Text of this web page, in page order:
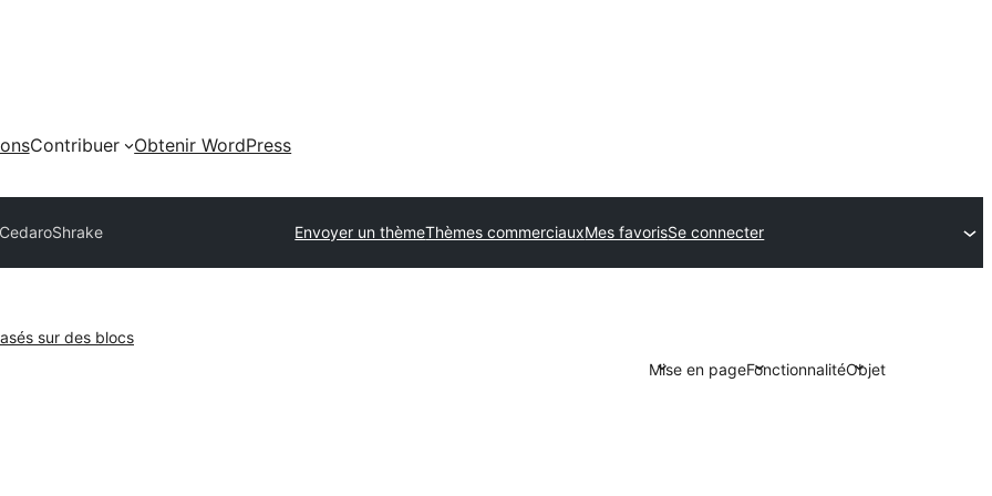
Contribuer
Obtenir WordPress
Shrake Envoyer un thèmeThèmes commerciauxMes favorisSe connecter
sur des blocs
Mise en pageFonctionnalitéObjet